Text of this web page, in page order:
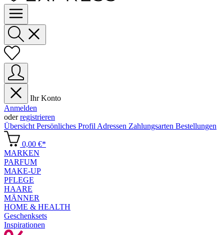
Ihr Konto
Anmelden
oderregistrieren
Übersicht Persönliches Profil Adressen Zahlungsarten Bestellungen
0,00 €*
MARKEN
PARFUM
MAKE-UP
PFLEGE
HAARE
MÄNNER
HOME & HEALTH
Geschenksets
Inspirationen